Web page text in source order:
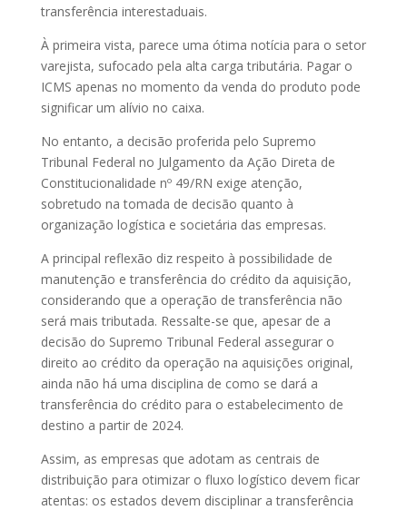
transferência interestaduais.
À primeira vista, parece uma ótima notícia para o setor
varejista, sufocado pela alta carga tributária. Pagar o
ICMS apenas no momento da venda do produto pode
significar um alívio no caixa.
No entanto, a decisão proferida pelo Supremo
Tribunal Federal no Julgamento da Ação Direta de
Constitucionalidade nº 49/RN exige atenção,
sobretudo na tomada de decisão quanto à
organização logística e societária das empresas.
A principal reflexão diz respeito à possibilidade de
manutenção e transferência do crédito da aquisição,
considerando que a operação de transferência não
será mais tributada. Ressalte-se que, apesar de a
decisão do Supremo Tribunal Federal assegurar o
direito ao crédito da operação na aquisições original,
ainda não há uma disciplina de como se dará a
transferência do crédito para o estabelecimento de
destino a partir de 2024.
Assim, as empresas que adotam as centrais de
distribuição para otimizar o fluxo logístico devem ficar
atentas: os estados devem disciplinar a transferência